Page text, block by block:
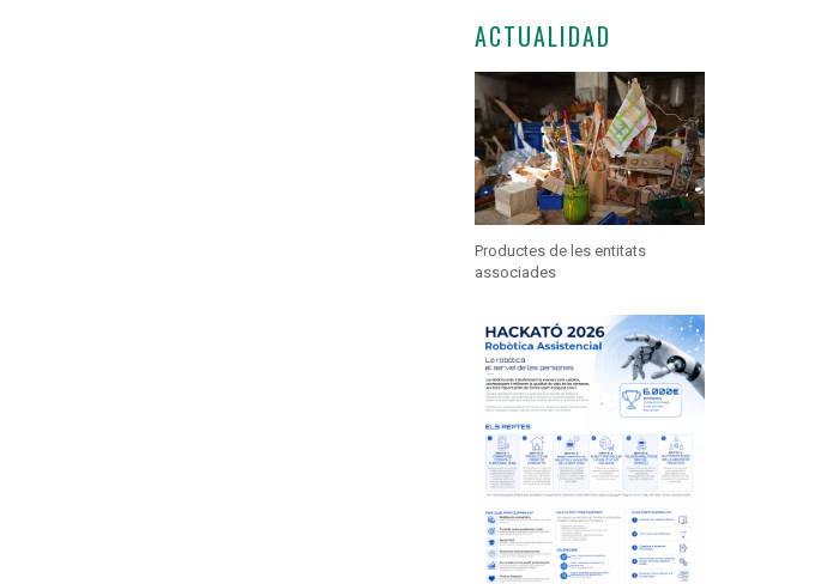
ACTUALIDAD
Productes de les entitats
associades